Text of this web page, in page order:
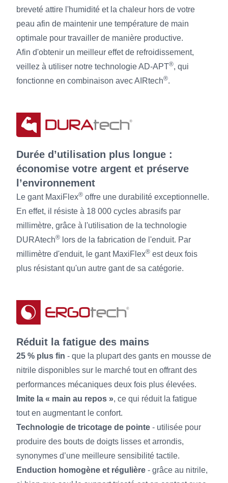
breveté attire l'humidité et la chaleur hors de votre
peau afin de maintenir une température de main
optimale pour travailler de manière productive.
Afin d'obtenir un meilleur effet de refroidissement,
veillez à utiliser notre technologie AD-APT®, qui
fonctionne en combinaison avec AIRtech®.
Durée d’utilisation plus longue :
économise votre argent et préserve
l’environnement
Le gant MaxiFlex® offre une durabilité exceptionnelle.
En effet, il résiste à 18 000 cycles abrasifs par
millimètre, grâce à l'utilisation de la technologie
DURAtech® lors de la fabrication de l'enduit. Par
millimètre d'enduit, le gant MaxiFlex® est deux fois
plus résistant qu'un autre gant de sa catégorie.
Réduit la fatigue des mains
25 % plus fin - que la plupart des gants en mousse de
nitrile disponibles sur le marché tout en offrant des
performances mécaniques deux fois plus élevées.
Imite la « main au repos », ce qui réduit la fatigue
tout en augmentant le confort.
Technologie de tricotage de pointe - utilisée pour
produire des bouts de doigts lisses et arrondis,
synonymes d’une meilleure sensibilité tactile.
Enduction homogène et régulière - grâce au nitrile,